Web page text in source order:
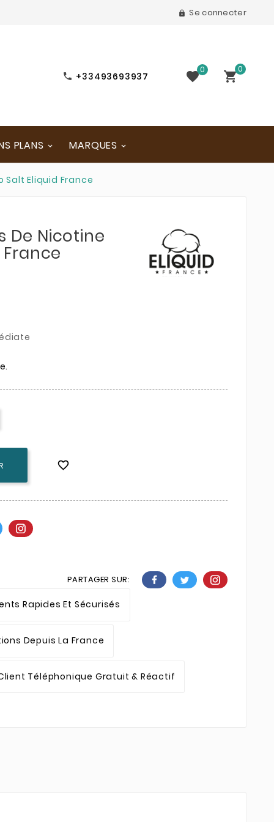
 Se connecter
 +33493693937 0 
0
PLANS MARQUES
Salt Eliquid France
De Nicotine
France

PARTAGER SUR:
Rapides Et Sécurisés
Depuis La France
Téléphonique Gratuit & Réactif